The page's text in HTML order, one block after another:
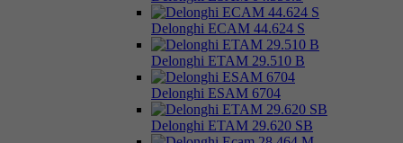
Delonghi ECAM 44.624 S
Delonghi ETAM 29.510 B
Delonghi ESAM 6704
Delonghi ETAM 29.620 SB